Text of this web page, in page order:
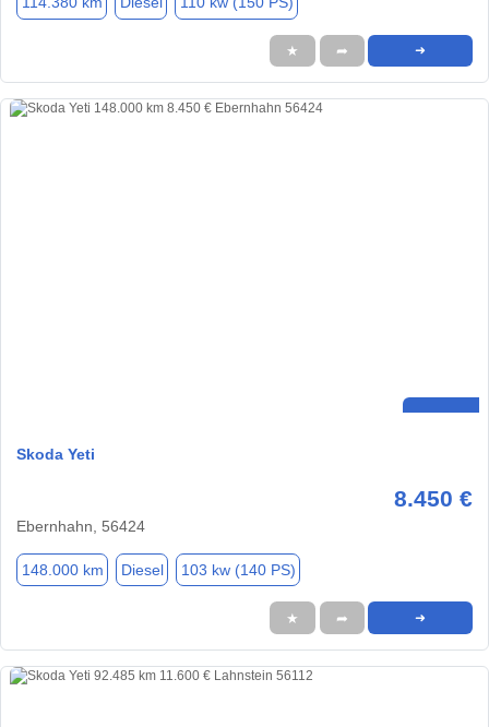
★ ➦ ➜
Skoda Yeti
8.450 €
Ebernhahn, 56424
148.000 km Diesel 103 kw (140 PS)
★ ➦ ➜